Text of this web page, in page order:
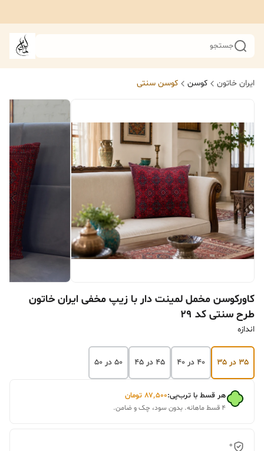
جستجو
ایران خاتون کوسن کوسن سنتی
کاورکوسن مخمل لمینت دار با زیپ مخفی ایران خاتون
طرح سنتی کد 29
اندازه
۳۵ در ۳۵ ۴۰ در ۴۰ ۴۵ در ۴۵ ۵۰ در ۵۰
هر قسط با ترب‌پی:۸۷٬۵۰۰ تومان
۴ قسط ماهانه. بدون سود، چک و ضامن.
0